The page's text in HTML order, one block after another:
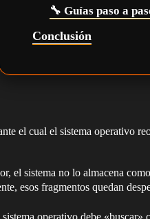
🔧 Guías paso a
Conclusión
el cual el sistema operativo
el sistema no lo almacena
esos fragmentos quedan
operativo debe